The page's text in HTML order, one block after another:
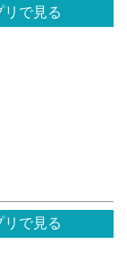
リで見る
リで見る